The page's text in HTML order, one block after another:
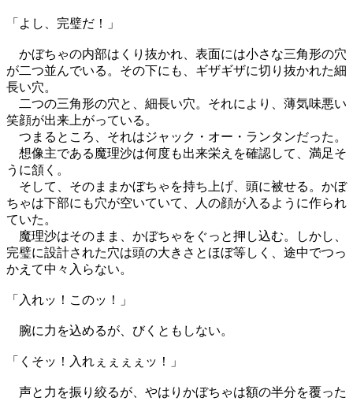
「よし、完璧だ！」
かぼちゃの内部はくり抜かれ、表面には小さな三角形の穴
が二つ並んでいる。その下にも、ギザギザに切り抜かれた細
長い穴。
二つの三角形の穴と、細長い穴。それにより、薄気味悪い
笑顔が出来上がっている。
つまるところ、それはジャック・オー・ランタンだった。
想像主である魔理沙は何度も出来栄えを確認して、満足そ
うに頷く。
そして、そのままかぼちゃを持ち上げ、頭に被せる。かぼ
ちゃは下部にも穴が空いていて、人の顔が入るように作られ
ていた。
魔理沙はそのまま、かぼちゃをぐっと押し込む。しかし、
完璧に設計された穴は頭の大きさとほぼ等しく、途中でつっ
かえて中々入らない。
「入れッ！このッ！」
腕に力を込めるが、びくともしない。
「くそッ！入れぇぇぇぇッ！」
声と力を振り絞るが、やはりかぼちゃは額の半分を覆った